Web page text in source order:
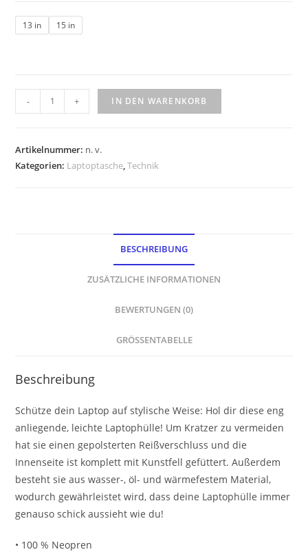
13 in 15 in
- + IN DEN WARENKORB
Artikelnummer: n. v.
Kategorien: Laptoptasche,Technik
BESCHREIBUNG
ZUSÄTZLICHE INFORMATIONEN
BEWERTUNGEN (0)
GRÖSSENTABELLE
Beschreibung
Schütze dein Laptop auf stylische Weise: Hol dir diese eng
anliegende, leichte Laptophülle! Um Kratzer zu vermeiden
hat sie einen gepolsterten Reißverschluss und die
Innenseite ist komplett mit Kunstfell gefüttert. Außerdem
besteht sie aus wasser-, öl- und wärmefestem Material,
wodurch gewährleistet wird, dass deine Laptophülle immer
genauso schick aussieht wie du!
• 100 % Neopren